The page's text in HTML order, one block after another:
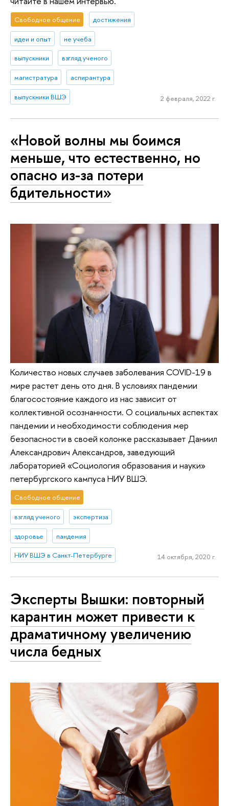
Свободное общение достижения
идеи и опыт не учеба
выпускники взгляд ученого
магистратура аспирантура
выпускники ВШЭ 2 февраля, 2022 г.
«Новой волны мы боимся
меньше, что естественно, но
опасно из-за потери
бдительности»
Количество новых случаев заболевания COVID-19 в
мире растет день ото дня. В условиях пандемии
благосостояние каждого из нас зависит от
коллективной осознанности. О социальных аспектах
пандемии и необходимости соблюдения мер
безопасности в своей колонке рассказывает Даниил
Александрович Александров, заведующий
лабораторией «Социология образования и науки»
петербургского кампуса НИУ ВШЭ.
Свободное общение
взгляд ученого экспертиза
здоровье пандемия
НИУ ВШЭ в Санкт-Петербурге 14 октября, 2020 г.
Эксперты Вышки: повторный
карантин может привести к
драматичному увеличению
числа бедных